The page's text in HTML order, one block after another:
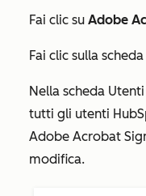
Fai clic su Adobe
Fai clic sulla scheda
Nella scheda
tutti gli utenti
Adobe Acrobat
modifica.